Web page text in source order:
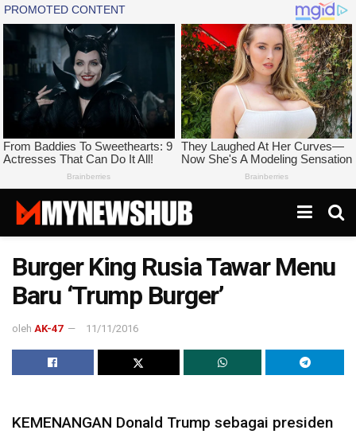
Burger King Rusia Tawar Menu
Baru ‘Trump Burger’
oleh AK-47 11/11/2016
KEMENANGAN Donald Trump sebagai presiden